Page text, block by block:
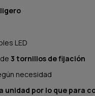
LED
3 tornillos de fijación
necesidad
unidad por lo que para